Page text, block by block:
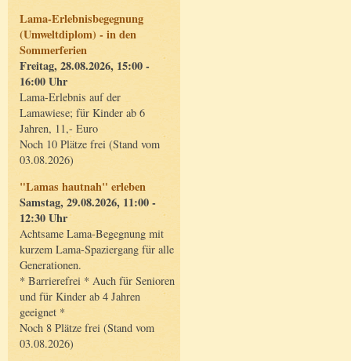
Lama-Erlebnisbegegnung
(Umweltdiplom) - in den
Sommerferien
Freitag, 28.08.2026, 15:00 -
16:00 Uhr
Lama-Erlebnis auf der
Lamawiese; für Kinder ab 6
Jahren, 11,- Euro
Noch 10 Plätze frei (Stand vom
03.08.2026)
"Lamas hautnah" erleben
Samstag, 29.08.2026, 11:00 -
12:30 Uhr
Achtsame Lama-Begegnung mit
kurzem Lama-Spaziergang für alle
Generationen.
* Barrierefrei * Auch für Senioren
und für Kinder ab 4 Jahren
geeignet *
Noch 8 Plätze frei (Stand vom
03.08.2026)